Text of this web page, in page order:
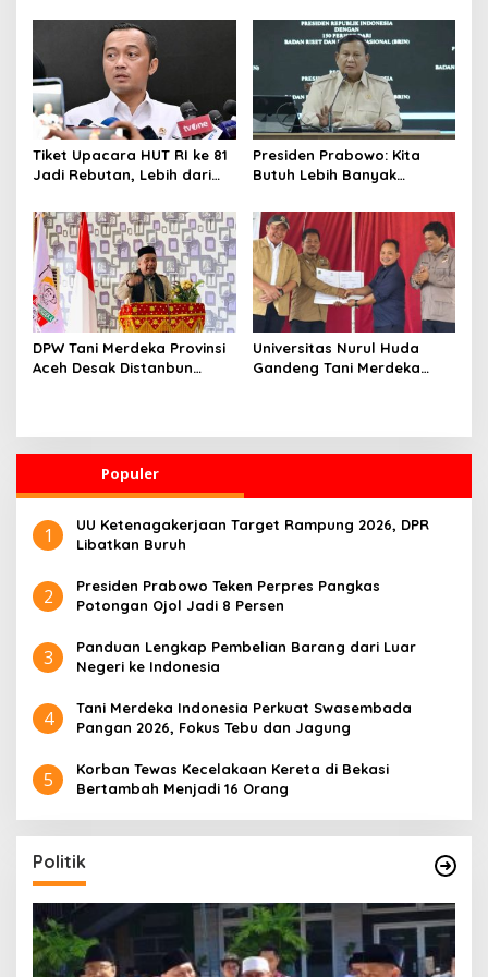
Lebih Dulu
Sudaryono
Tiket Upacara HUT RI ke 81
Jadi Rebutan, Lebih dari
dalam Sehari
Presiden Prabowo: Kita
Butuh Lebih Banyak
Sains dan Teknologi
DPW Tani Merdeka Provinsi
Aceh Desak Distanbun
Universitas Nurul Huda
Gandeng Tani Merdeka
Populer
1
UU Ketenagakerjaan Target Rampung 2026, DPR
Libatkan Buruh
2
Presiden Prabowo Teken Perpres Pangkas
Potongan Ojol Jadi 8 Persen
3
Panduan Lengkap Pembelian Barang dari Luar
Negeri ke Indonesia
4
Tani Merdeka Indonesia Perkuat Swasembada
Pangan 2026, Fokus Tebu dan Jagung
5
Korban Tewas Kecelakaan Kereta di Bekasi
Bertambah Menjadi 16 Orang
Politik